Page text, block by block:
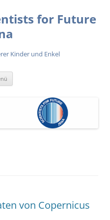
for Future
Kinder und Enkel
von Copernicus